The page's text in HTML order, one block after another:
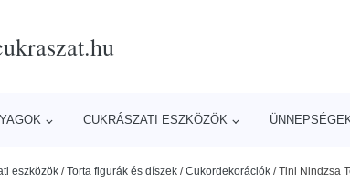
CUKRÁSZATI ESZKÖZÖK
eszközök /Torta figurák és díszek /Cukordekorációk /Tini Nindzsa